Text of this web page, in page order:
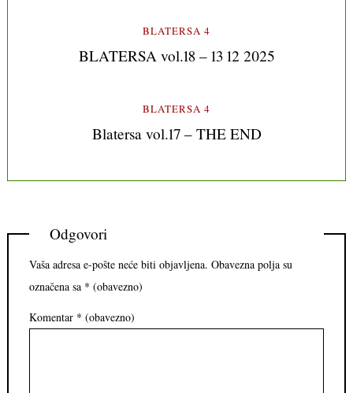
BLATERSA 4
BLATERSA vol.18 – 13 12 2025
BLATERSA 4
Blatersa vol.17 – THE END
Odgovori
Vaša adresa e-pošte neće biti objavljena. Obavezna polja su
označena sa * (obavezno)
Komentar * (obavezno)